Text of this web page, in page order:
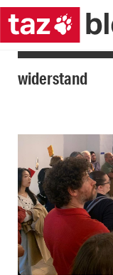
widerstand